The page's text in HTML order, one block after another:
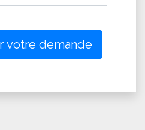
votre demande